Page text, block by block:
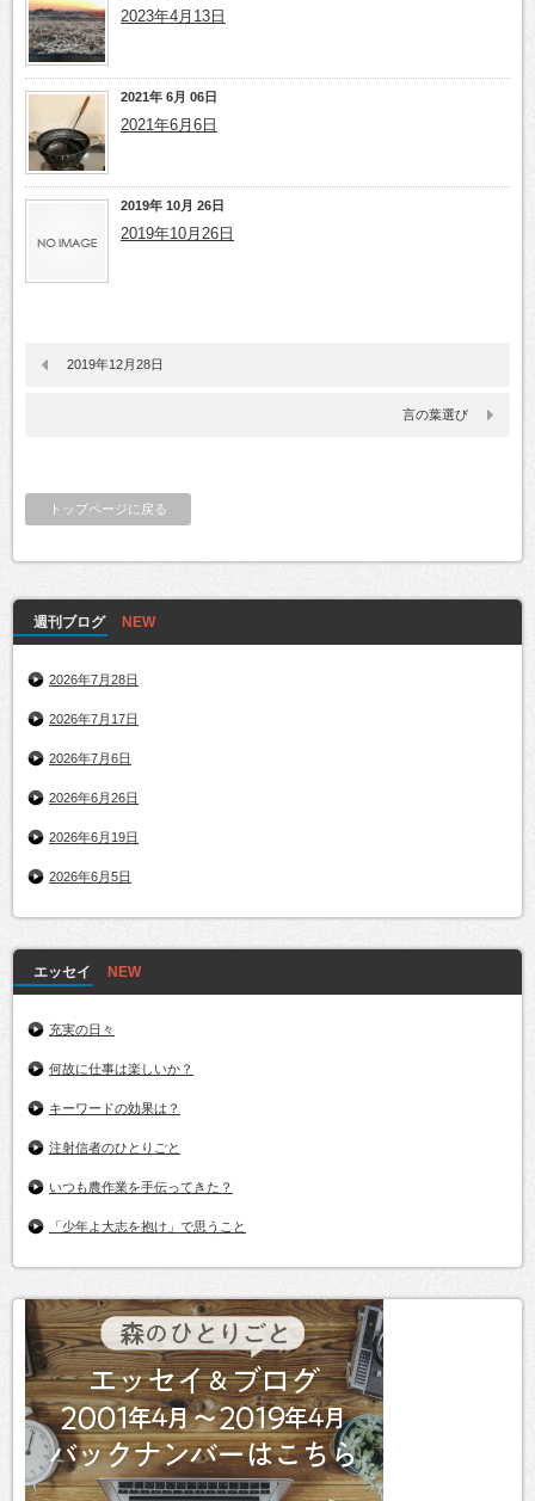
2023年4月13日
2021年 6月 06日
2021年6月6日
2019年 10月 26日
2019年10月26日
2019年12月28日
言の葉選び
トップページに戻る
週刊ブログ
2026年7月28日
2026年7月17日
2026年7月6日
2026年6月26日
2026年6月19日
2026年6月5日
エッセイ
充実の日々
何故に仕事は楽しいか？
キーワードの効果は？
注射信者のひとりごと
いつも農作業を手伝ってきた？
「少年よ大志を抱け」で思うこと